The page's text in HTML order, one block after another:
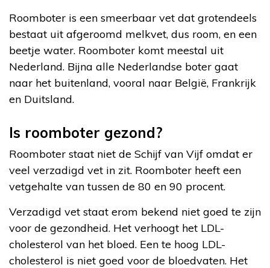
Roomboter is een smeerbaar vet dat grotendeels
bestaat uit afgeroomd melkvet, dus room, en een
beetje water. Roomboter komt meestal uit
Nederland. Bijna alle Nederlandse boter gaat
naar het buitenland, vooral naar België, Frankrijk
en Duitsland.
Is roomboter gezond?
Roomboter staat niet de Schijf van Vijf omdat er
veel verzadigd vet in zit. Roomboter heeft een
vetgehalte van tussen de 80 en 90 procent.
Verzadigd vet staat erom bekend niet goed te zijn
voor de gezondheid. Het verhoogt het LDL-
cholesterol van het bloed. Een te hoog LDL-
cholesterol is niet goed voor de bloedvaten. Het